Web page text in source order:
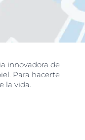
innovadora de
Para hacerte
la vida.